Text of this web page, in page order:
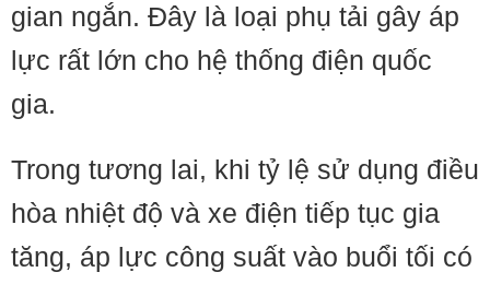
gian ngắn. Đây là loại phụ tải gây áp
lực rất lớn cho hệ thống điện quốc
gia.
Trong tương lai, khi tỷ lệ sử dụng điều
hòa nhiệt độ và xe điện tiếp tục gia
tăng, áp lực công suất vào buổi tối có